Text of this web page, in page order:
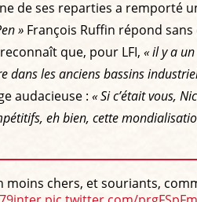
de ses reparties a remporté
» François Ruffin répond sans
que, pour LFI, « il y a
dans les anciens bassins
audacieuse : « Si c’était vous,
eh bien, cette
chers, et souriants,